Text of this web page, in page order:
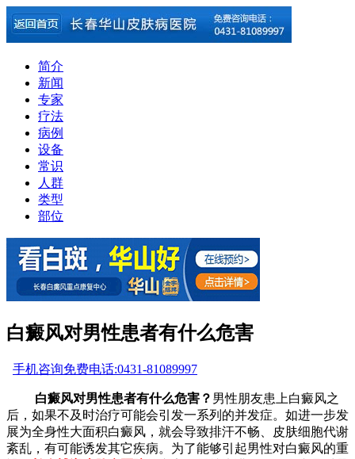
简介
新闻
专家
疗法
病例
设备
常识
人群
类型
部位
白癜风对男性患者有什么危害
手机咨询免费电话:0431-81089997
白癜风对男性患者有什么危害？ 男性朋友患上白癜风之
后，如果不及时治疗可能会引发一系列的并发症。如进一步发
展为全身性大面积白癜风，就会导致排汗不畅、皮肤细胞代谢
紊乱，有可能诱发其它疾病。为了能够引起男性对白癜风的重